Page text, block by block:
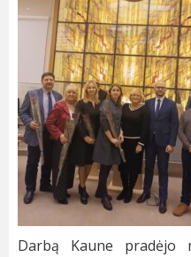
Darbą Kaune pradėjo